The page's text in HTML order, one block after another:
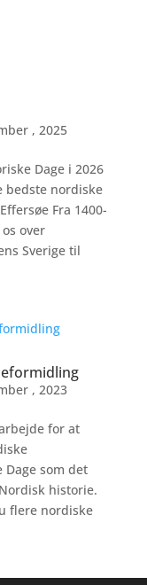
, 2025
Dage i 2026
bedste nordiske
Fra 1400-
over
Sverige til
, 2023
for at
som det
historie.
flere nordiske